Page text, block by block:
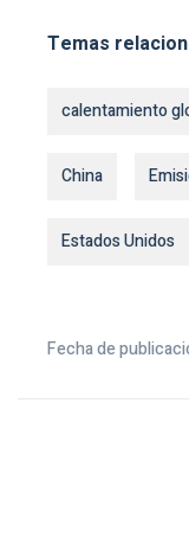
Temas
calentamiento
China
Estados Unidos
Fecha de